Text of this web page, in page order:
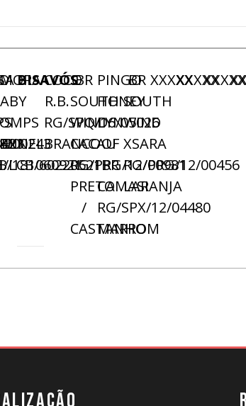
00243
181060921
LCB/60220521
BISAVÓS
COCO
R.B.
RG/SPQ/16/05026
BRANCO
BR
SOUTH
WIND
CACAU
RG/PRG/12/00981
PRETO
/
CASTANHO
PINGO
HONEY
LYN
OF
BR
CAMASI
RG/SPX/12/04480
MARROM
BR
SOUTH
WIND
XSARA
RG/PRG/12/00456
LARANJA
XXXXXXXXXXXXXXX